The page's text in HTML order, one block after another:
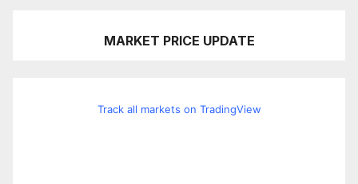
MARKET PRICE UPDATE
Track all markets on TradingView